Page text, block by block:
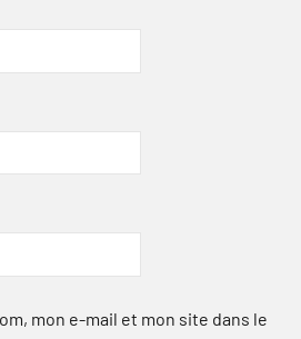
mon e-mail et mon site dans le